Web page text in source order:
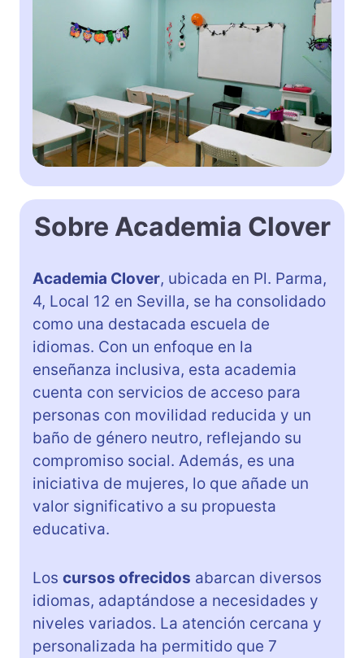
Sobre Academia Clover
Academia Clover, ubicada en Pl. Parma,
4, Local 12 en Sevilla, se ha consolidado
como una destacada escuela de
idiomas. Con un enfoque en la
enseñanza inclusiva, esta academia
cuenta con servicios de acceso para
personas con movilidad reducida y un
baño de género neutro, reflejando su
compromiso social. Además, es una
iniciativa de mujeres, lo que añade un
valor significativo a su propuesta
educativa.
Los cursos ofrecidos abarcan diversos
idiomas, adaptándose a necesidades y
niveles variados. La atención cercana y
personalizada ha permitido que 7